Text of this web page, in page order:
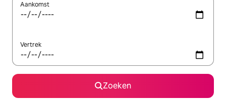
Aankomst
Vertrek
Zoeken